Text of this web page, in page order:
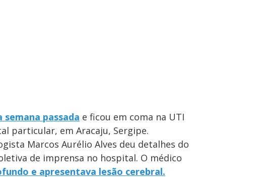
semana passada e ficou em coma na UTI
particular, em Aracaju, Sergipe.
Marcos Aurélio Alves deu detalhes do
de imprensa no hospital. O médico
e apresentava lesão cerebral.